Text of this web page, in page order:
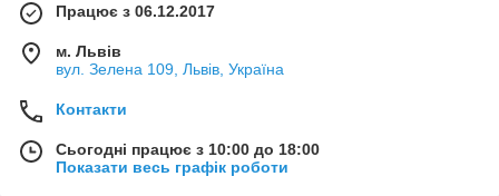
Працює з 06.12.2017
м. Львів
вул. Зелена 109, Львів, Україна
Контакти
Сьогодні працює з 10:00 до 18:00
Показати весь графік роботи